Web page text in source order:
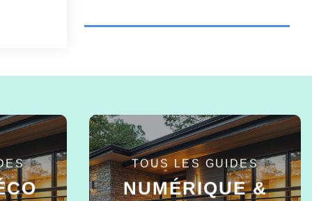
TOUS LES GUIDES
NUMÉRIQUE &